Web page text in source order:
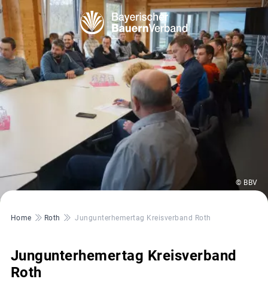
© BBV
Pfadnavigation
Home Roth Jungunterhemertag Kreisverband Roth
Jungunterhemertag Kreisverband
Roth